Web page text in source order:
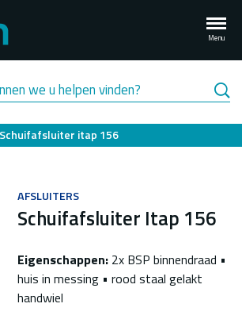
Menu
we u helpen vinden?
Schuifafsluiter itap 156
AFSLUITERS
Schuifafsluiter Itap 156
Eigenschappen: 2x BSP binnendraad •
huis in messing • rood staal gelakt
handwiel